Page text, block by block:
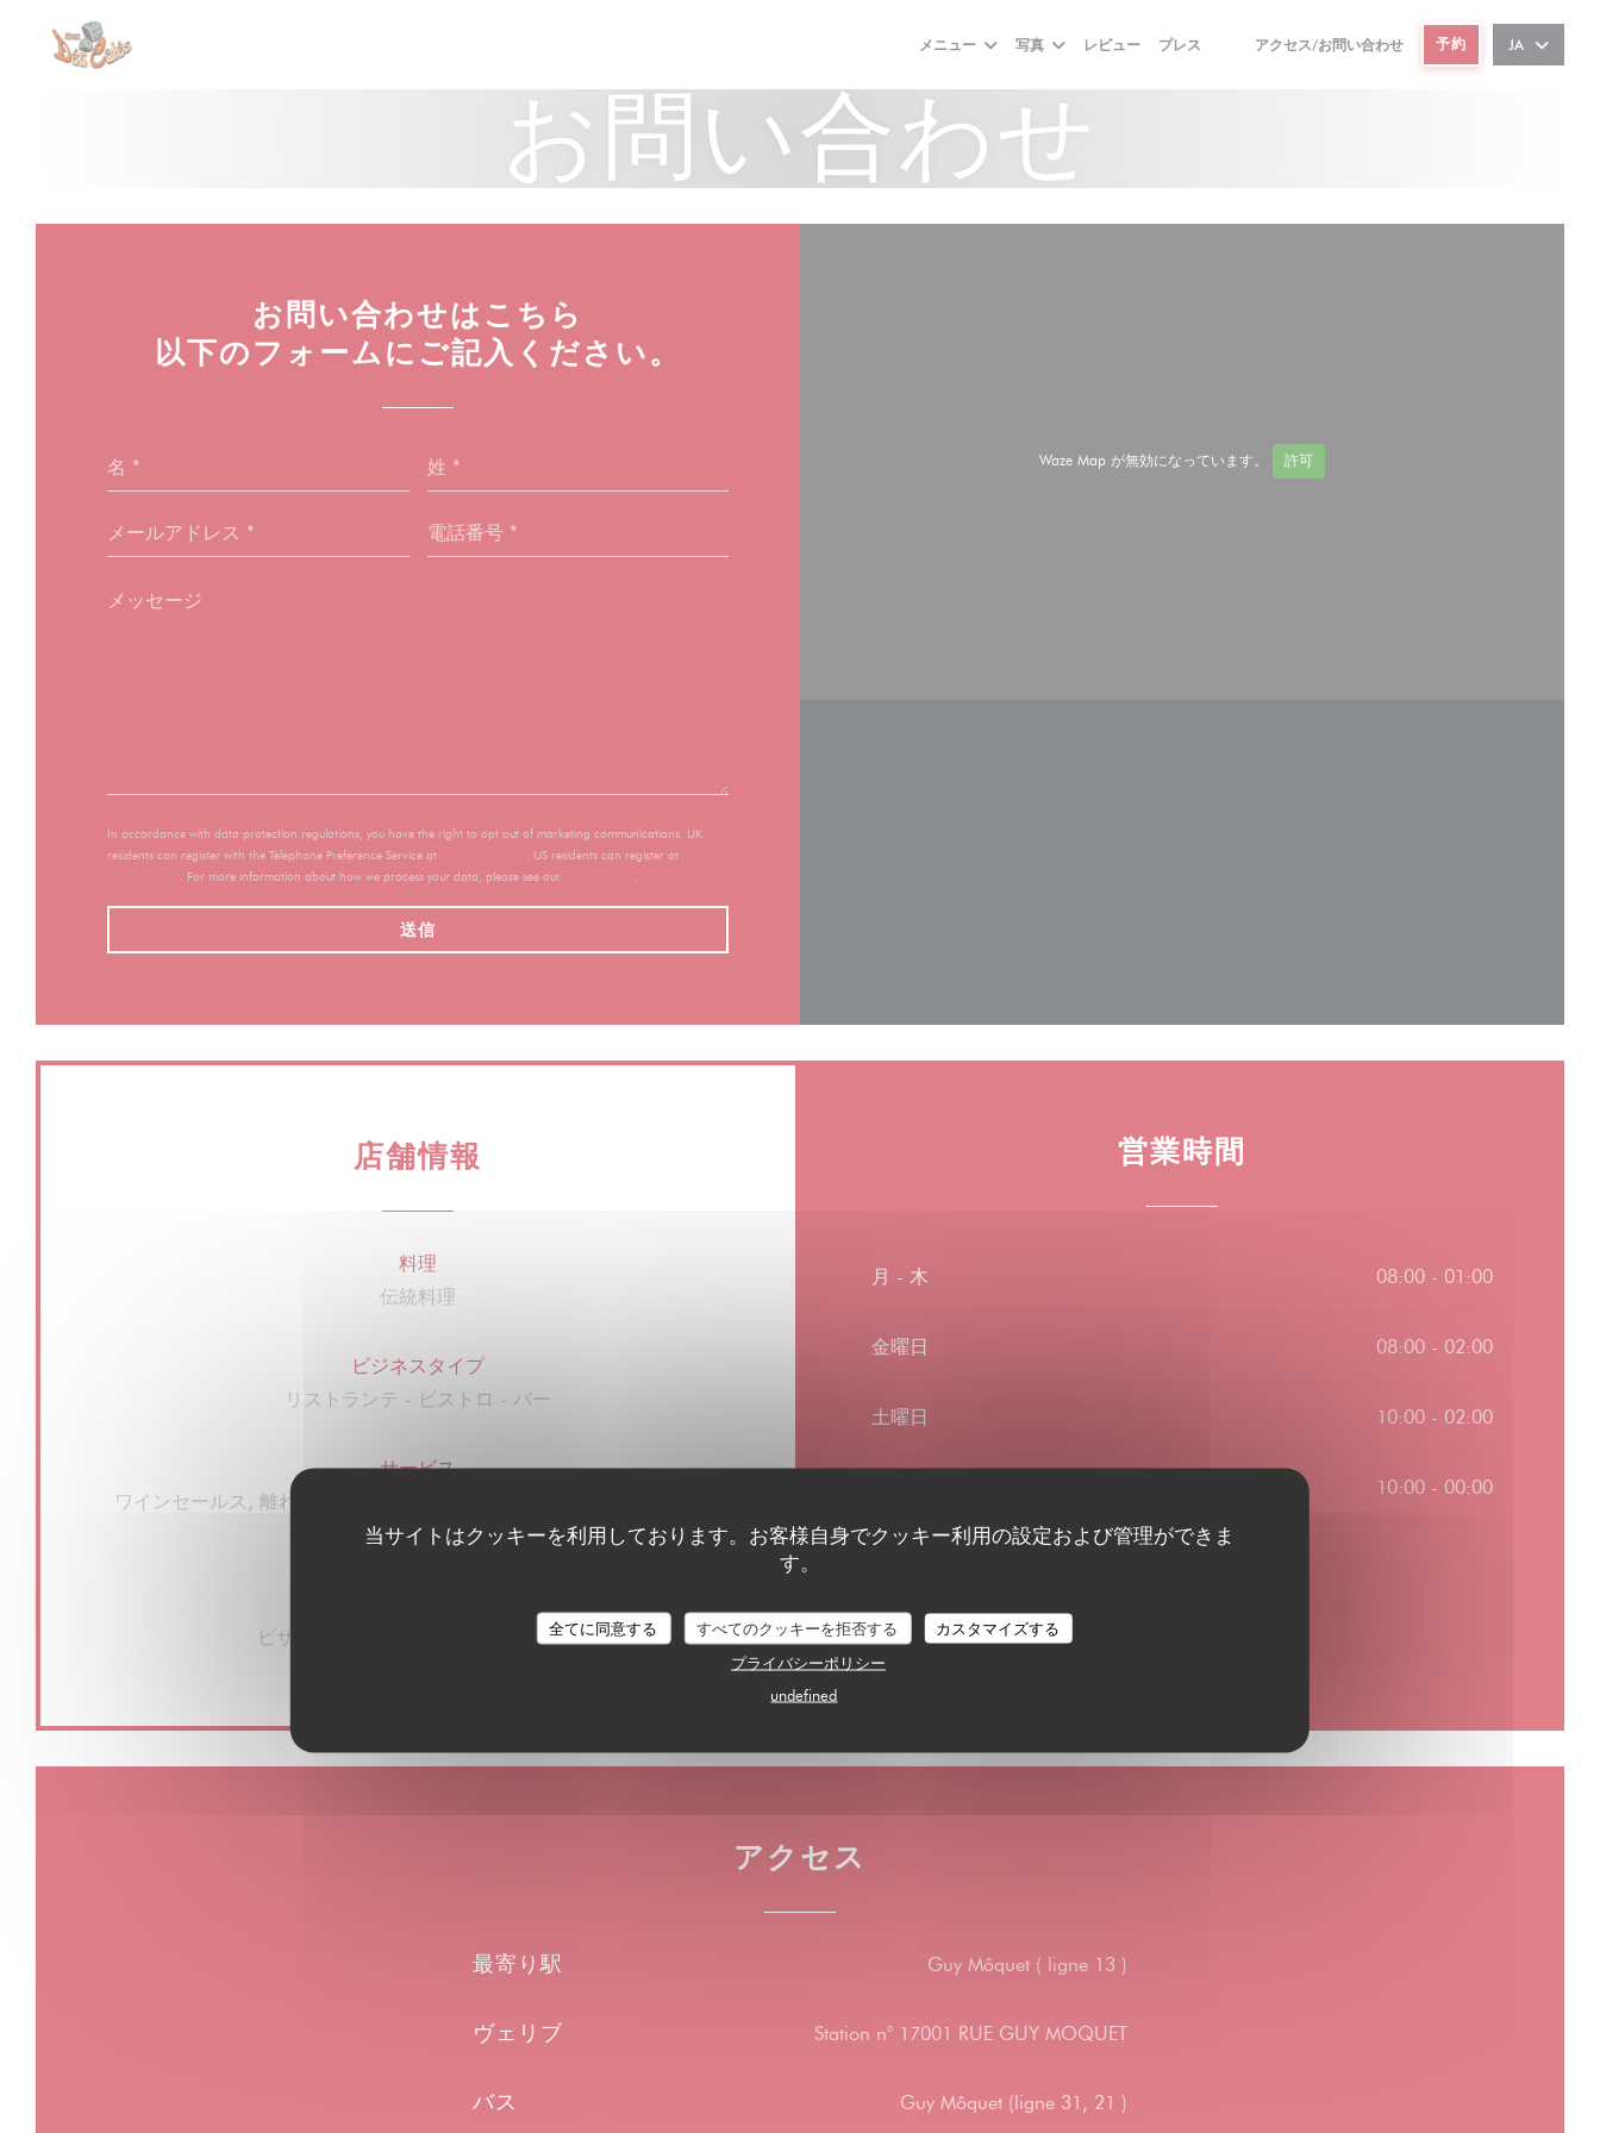
クッキー利用の管理について
当サイトはクッキーを利用しております。お客様自身でクッキー利用の設定および管理ができま
す。
全てに同意する すべてのクッキーを拒否する
カスタマイズする
プライバシーポリシー
undefined
メニュー 写真 レビュー プレス
((新しいウィンドウで開きます))
((新しいウィンドウで開きます))
アクセス/お問い合わせ 予約 JA
お問い合わせ
お問い合わせはこちら
以下のフォームにご記入ください。
In accordance with data protection regulations, you have the right to opt out of marketing communications. UK
residents can register with the Telephone Preference Service at
. US residents can register at
. For more information about how we process your data, please see our .
Waze Map が無効になっています。 許可
店舗情報
料理
伝統料理
ビジネスタイプ
リストランテ - ビストロ - バー
サービス
ワインセールス, 離れて, サマーテラス, 民営化スペースレストランとホ
ール, 無料WIFI
ビザ, マエストロ, 現金, カルトブルー
営業時間
月 - 木 08:00 - 01:00
金曜日 08:00 - 02:00
土曜日 10:00 - 02:00
10:00 - 00:00
アクセス
最寄り駅 Guy Môquet ( ligne 13 )
ヴェリブ Station n° 17001 RUE GUY MOQUET
バス Guy Môquet (ligne 31, 21 )